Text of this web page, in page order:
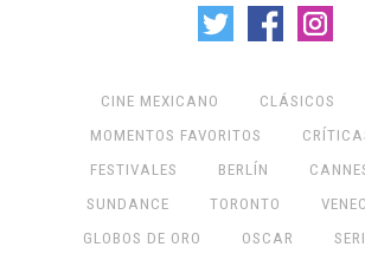
CINE MEXICANO CLÁSICOS
MOMENTOS FAVORITOS
FESTIVALES
BERLÍN
SUNDANCE
TORONTO
GLOBOS DE ORO
OSCAR